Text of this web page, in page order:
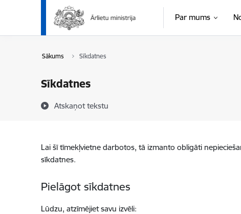
Pāriet uz lapas saturu
Par mums
Sākums Sīkdatnes
Sīkdatnes
Atskaņot tekstu
Lai šī tīmekļvietne darbotos, tā izmanto obligāti
sīkdatnes.
Pielāgot sīkdatnes
Lūdzu, atzīmējiet savu izvēli: